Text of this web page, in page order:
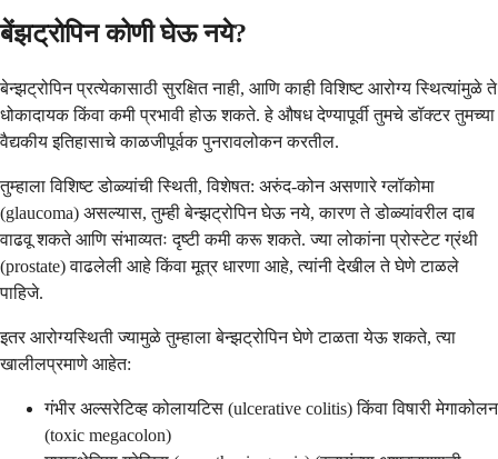
बेंझट्रोपिन कोणी घेऊ नये?
बेन्झट्रोपिन प्रत्येकासाठी सुरक्षित नाही, आणि काही विशिष्ट आरोग्य स्थित्यांमुळे ते
धोकादायक किंवा कमी प्रभावी होऊ शकते. हे औषध देण्यापूर्वी तुमचे डॉक्टर तुमच्या
वैद्यकीय इतिहासाचे काळजीपूर्वक पुनरावलोकन करतील.
तुम्हाला विशिष्ट डोळ्यांची स्थिती, विशेषत: अरुंद-कोन असणारे ग्लॉकोमा
(glaucoma) असल्यास, तुम्ही बेन्झट्रोपिन घेऊ नये, कारण ते डोळ्यांवरील दाब
वाढवू शकते आणि संभाव्यतः दृष्टी कमी करू शकते. ज्या लोकांना प्रोस्टेट ग्रंथी
(prostate) वाढलेली आहे किंवा मूत्र धारणा आहे, त्यांनी देखील ते घेणे टाळले
पाहिजे.
इतर आरोग्यस्थिती ज्यामुळे तुम्हाला बेन्झट्रोपिन घेणे टाळता येऊ शकते, त्या
खालीलप्रमाणे आहेत:
गंभीर अल्सरेटिव्ह कोलायटिस (ulcerative colitis) किंवा विषारी मेगाकोलन
(toxic megacolon)